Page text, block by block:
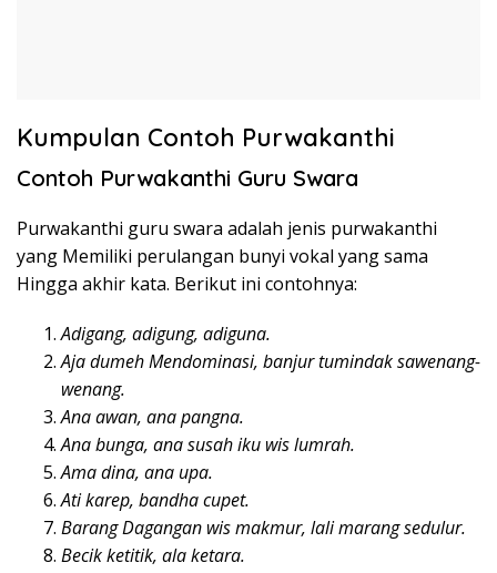
Kumpulan Contoh Purwakanthi
Contoh Purwakanthi Guru Swara
Purwakanthi guru swara adalah jenis purwakanthi
yang Memiliki perulangan bunyi vokal yang sama
Hingga akhir kata. Berikut ini contohnya:
Adigang, adigung, adiguna.
Aja dumeh Mendominasi, banjur tumindak sawenang-
wenang.
Ana awan, ana pangna.
Ana bunga, ana susah iku wis lumrah.
Ama dina, ana upa.
Ati karep, bandha cupet.
Barang Dagangan wis makmur, lali marang sedulur.
Becik ketitik, ala ketara.